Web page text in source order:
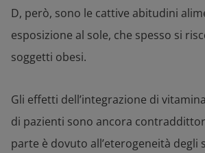
D, però, sono le cattive abitudini
esposizione al sole, che spesso si
soggetti obesi.
Gli effetti dell’integrazione di
di pazienti sono ancora
parte è dovuto all’eterogeneità degli